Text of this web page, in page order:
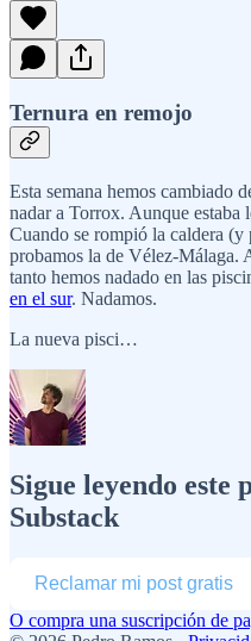
Ternura en remojo
Esta semana hemos cambiado
nadar a Torrox. Aunque estaba
Cuando se rompió la caldera
probamos la de Vélez-Málaga.
tanto hemos nadado en las
en el sur. Nadamos.
La nueva pisci…
Sigue leyendo este
Substack
Reclamar mi post gratis
O compra una suscripción de